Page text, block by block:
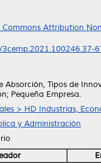
Commons Attribution
Absorción, Tipos de
Pequeña Empresa.
> HD Industrias,
y Administración